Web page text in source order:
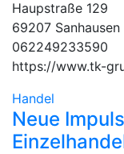
Haupstraße 129
69207 Sanhausen
062249233590
https://www.tk-
Handel
Neue